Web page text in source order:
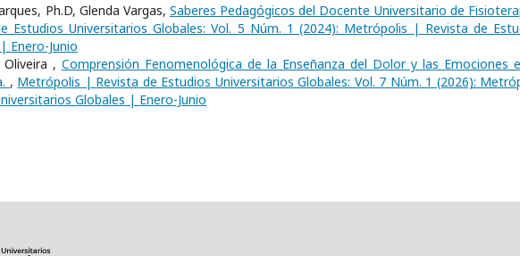
Ph.D, Glenda Vargas, Saberes Pedagógicos del Docente Universitario de
Estudios Universitarios Globales: Vol. 5 Núm. 1 (2024): Metrópolis | Revista de
Enero-Junio
, Comprensión Fenomenológica de la Enseñanza del Dolor y las Emociones
, Metrópolis | Revista de Estudios Universitarios Globales: Vol. 7 Núm. 1 (2026):
Globales | Enero-Junio